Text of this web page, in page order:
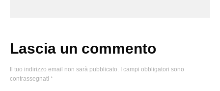
Lascia un commento
Il tuo indirizzo email non sarà pubblicato.
I campi obbligatori sono
contrassegnati *